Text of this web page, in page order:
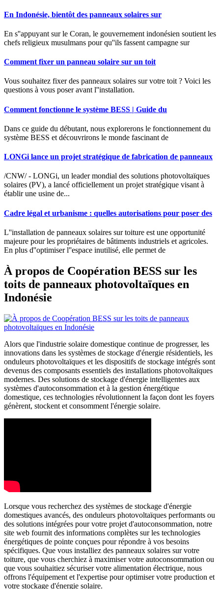
En Indonésie, bientôt des panneaux solaires sur
En s''appuyant sur le Coran, le gouvernement indonésien soutient les
chefs religieux musulmans pour qu''ils fassent campagne sur
Comment fixer un panneau solaire sur un toit
Vous souhaitez fixer des panneaux solaires sur votre toit ? Voici les
questions à vous poser avant l''installation.
Comment fonctionne le système BESS | Guide du
Dans ce guide du débutant, nous explorerons le fonctionnement du
système BESS et découvrirons le monde fascinant de
LONGi lance un projet stratégique de fabrication de panneaux
/CNW/ - LONGi, un leader mondial des solutions photovoltaïques
solaires (PV), a lancé officiellement un projet stratégique visant à
établir une usine de...
Cadre légal et urbanisme : quelles autorisations pour poser des
L''installation de panneaux solaires sur toiture est une opportunité
majeure pour les propriétaires de bâtiments industriels et agricoles.
En plus d''optimiser l''espace inutilisé, elle permet de
À propos de Coopération BESS sur les
toits de panneaux photovoltaïques en
Indonésie
Alors que l'industrie solaire domestique continue de progresser, les
innovations dans les systèmes de stockage d'énergie résidentiels, les
onduleurs photovoltaïques et les dispositifs de stockage intégrés sont
devenus des composants essentiels des installations photovoltaïques
modernes. Des solutions de stockage d'énergie intelligentes aux
systèmes d'autoconsommation et à la gestion énergétique
domestique, ces technologies révolutionnent la façon dont les foyers
génèrent, stockent et consomment l'énergie solaire.
Lorsque vous recherchez des systèmes de stockage d'énergie
domestiques avancés, des onduleurs photovoltaïques performants ou
des solutions intégrées pour votre projet d'autoconsommation, notre
site web fournit des informations complètes sur les technologies
énergétiques de pointe conçues pour répondre à vos besoins
spécifiques. Que vous installiez des panneaux solaires sur votre
toiture, que vous cherchiez à maximiser votre autoconsommation ou
que vous souhaitiez sécuriser votre alimentation électrique, nous
offrons l'équipement et l'expertise pour optimiser votre production et
votre stockage d'énergie solaire.